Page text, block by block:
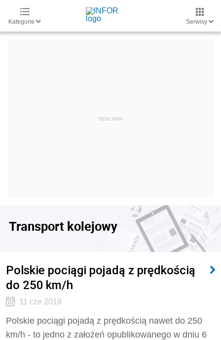
Kategorie Serwisy
Transport kolejowy
Polskie pociągi pojadą z prędkością
do 250 km/h
11 cze 2018
Polskie pociągi pojadą z prędkością nawet do 250
km/h - to jedno z założeń opublikowanego w dniu 6